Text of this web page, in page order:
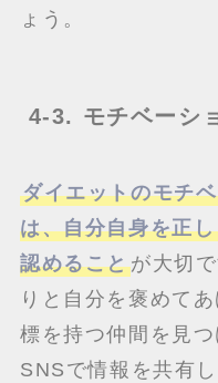
ょう。
4-3. モチベーシ
ダイエットのモチ
は、自分自身を正
認めることが大切
りと自分を褒めて
標を持つ仲間を見
SNSで情報を共有